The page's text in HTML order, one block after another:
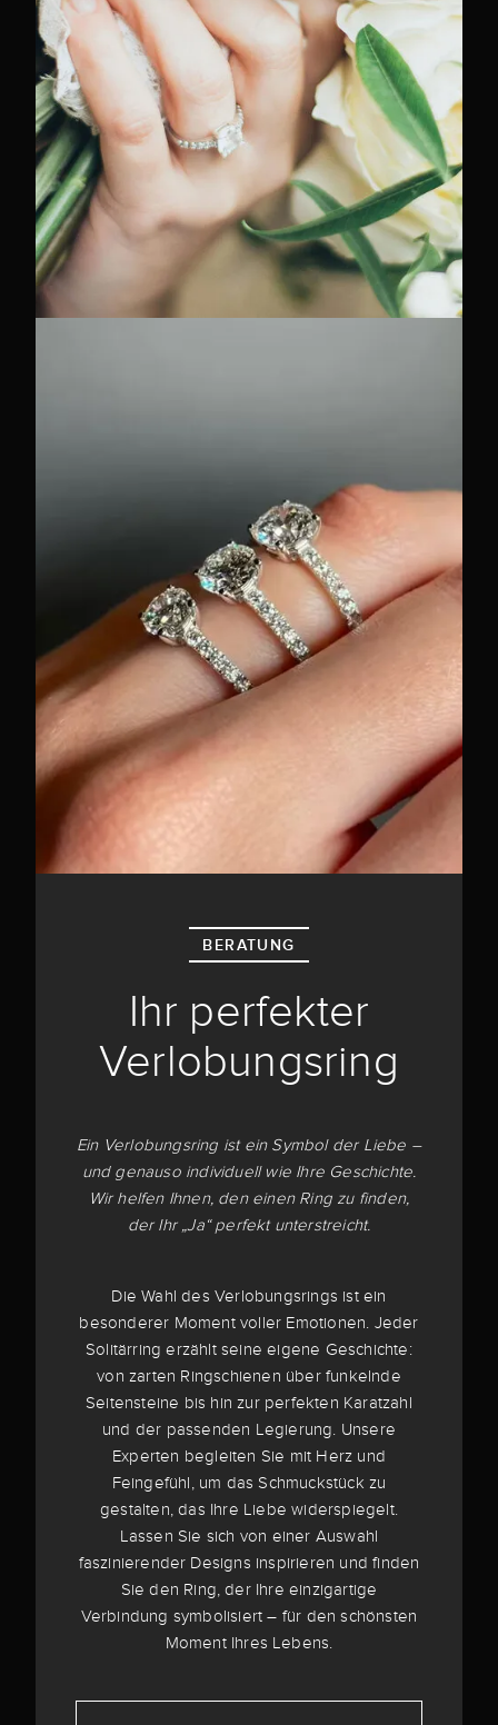
BERATUNG
Ihr perfekter
Verlobungsring
Ein Verlobungsring ist ein Symbol der Liebe –
und genauso individuell wie Ihre Geschichte.
Wir helfen Ihnen, den einen Ring zu finden,
der Ihr „Ja“ perfekt unterstreicht.
Die Wahl des Verlobungsrings ist ein
besonderer Moment voller Emotionen. Jeder
Solitärring erzählt seine eigene Geschichte:
von zarten Ringschienen über funkelnde
Seitensteine bis hin zur perfekten Karatzahl
und der passenden Legierung. Unsere
Experten begleiten Sie mit Herz und
Feingefühl, um das Schmuckstück zu
gestalten, das Ihre Liebe widerspiegelt.
Lassen Sie sich von einer Auswahl
faszinierender Designs inspirieren und finden
Sie den Ring, der Ihre einzigartige
Verbindung symbolisiert – für den schönsten
Moment Ihres Lebens.